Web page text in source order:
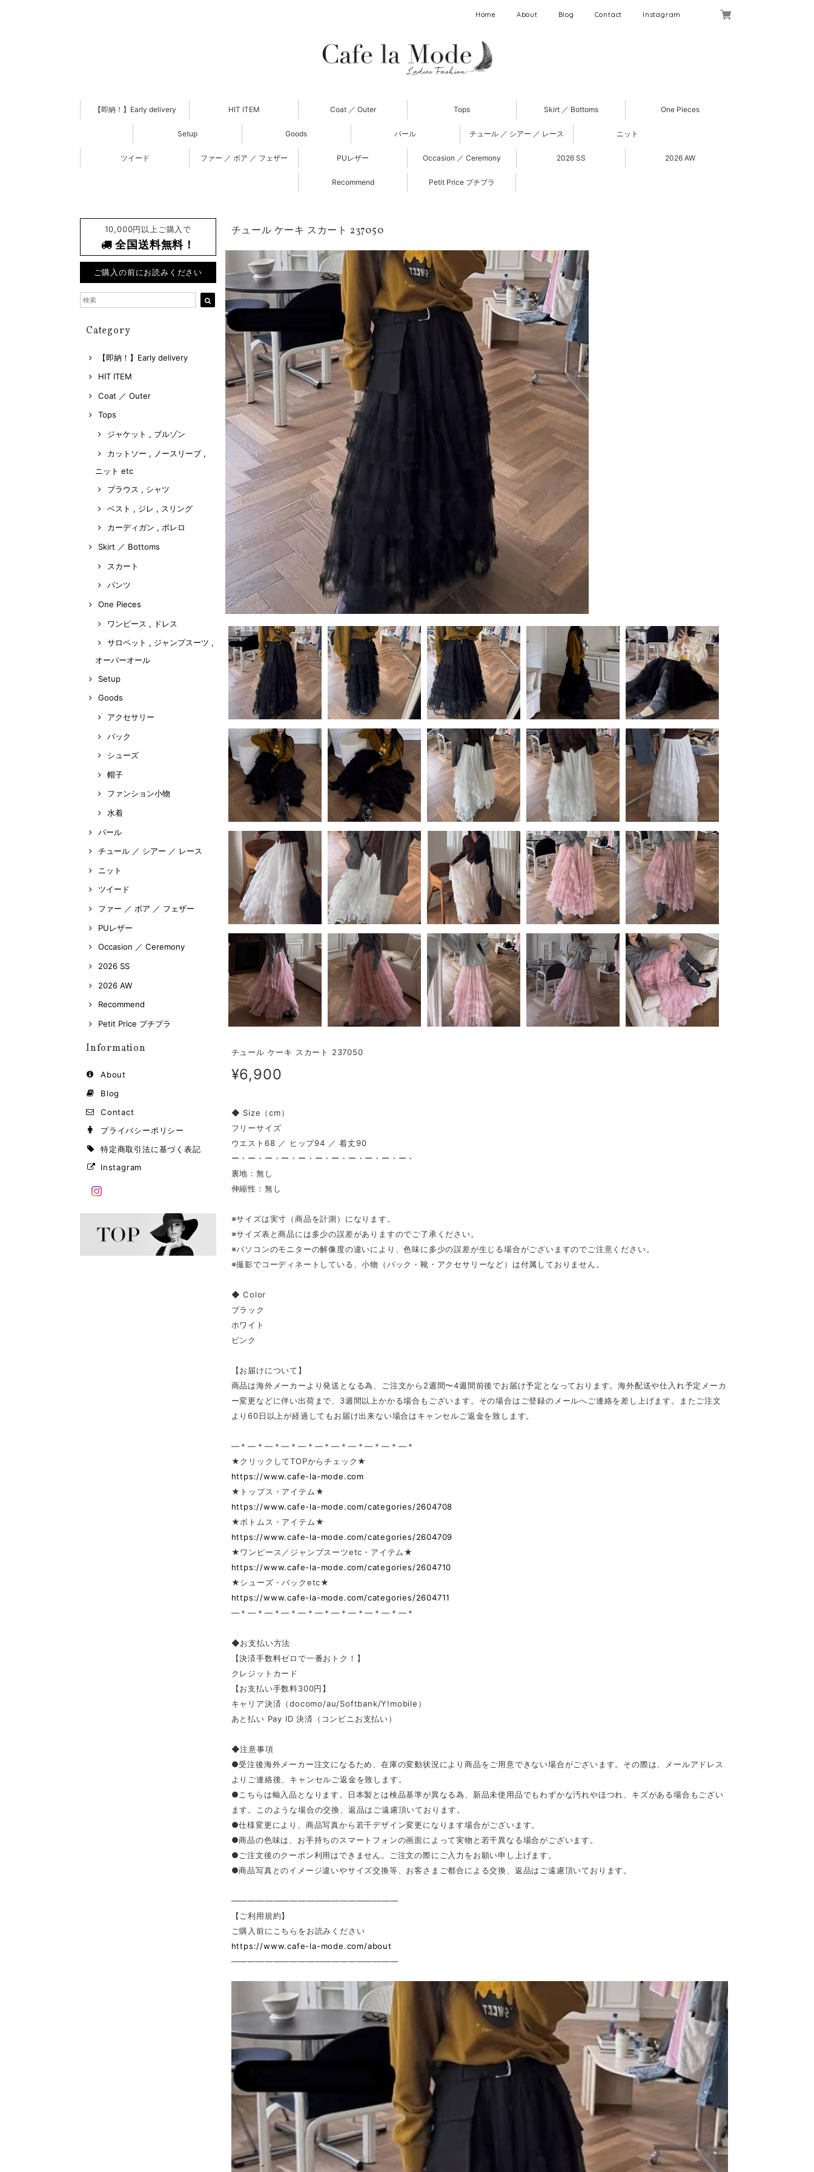
Home About Blog Contact Instagram
【即納！】Early delivery HIT ITEM Coat ／ Outer Tops Skirt ／ Bottoms One Pieces
Setup Goods パール チュール ／ シアー ／ レース ニット
ツイード ファー ／ ボア ／ フェザー PUレザー Occasion ／ Ceremony 2026 SS 2026 AW
Recommend Petit Price プチプラ
10,000円以上ご購入で
全国送料無料！
ご購入の前にお読みください
Category
【即納！】Early delivery
HIT ITEM
Coat ／ Outer
Tops
ジャケット , ブルゾン
カットソー , ノースリーブ ,
ニット etc
ブラウス , シャツ
ベスト , ジレ , スリング
カーディガン , ボレロ
Skirt ／ Bottoms
スカート
パンツ
One Pieces
ワンピース , ドレス
サロペット , ジャンプスーツ ,
オーバーオール
Setup
Goods
アクセサリー
バック
シューズ
帽子
ファンション小物
水着
パール
チュール ／ シアー ／ レース
ニット
ツイード
ファー ／ ボア ／ フェザー
PUレザー
Occasion ／ Ceremony
2026 SS
2026 AW
Recommend
Petit Price プチプラ
Information
About
Blog
Contact
プライバシーポリシー
特定商取引法に基づく表記
Instagram
チュール ケーキ スカート 237050
チュール ケーキ スカート 237050
¥6,900
◆ Size（cm）
フリーサイズ
ウエスト68 ／ ヒップ94 ／ 着丈90
ー・ー・ー・ー・ー・ー・ー・ー・ー・ー・ー・
裏地：無し
伸縮性：無し
※サイズは実寸（商品を計測）になります。
※サイズ表と商品には多少の誤差がありますのでご了承ください。
※パソコンのモニターの解像度の違いにより、色味に多少の誤差が生じる場合がございますのでご注意ください。
※撮影でコーディネートしている、小物（バック・靴・アクセサリーなど）は付属しておりません。
◆ Color
ブラック
ホワイト
ピンク
【お届けについて】
商品は海外メーカーより発送となる為、ご注文から2週間〜4週間前後でお届け予定となっております。海外配送や仕入れ予定メーカ
ー変更などに伴い出荷まで、3週間以上かかる場合もございます。その場合はご登録のメールへご連絡を差し上げます。またご注文
より60日以上が経過してもお届け出来ない場合はキャンセルご返金を致します。
—＊—＊—＊—＊—＊—＊—＊—＊—＊—＊—＊
★クリックしてTOPからチェック★
https://www.cafe-la-mode.com
★トップス・アイテム★
https://www.cafe-la-mode.com/categories/2604708
★ボトムス・アイテム★
https://www.cafe-la-mode.com/categories/2604709
★ワンピース／ジャンプスーツetc・アイテム★
https://www.cafe-la-mode.com/categories/2604710
★シューズ・バックetc★
https://www.cafe-la-mode.com/categories/2604711
—＊—＊—＊—＊—＊—＊—＊—＊—＊—＊—＊
◆お支払い方法
【決済手数料ゼロで一番おトク！】
クレジットカード
【お支払い手数料300円】
キャリア決済（docomo/au/Softbank/Y!mobile）
あと払い Pay ID 決済（コンビニお支払い）
◆注意事項
●受注後海外メーカー注文になるため、在庫の変動状況により商品をご用意できない場合がございます。その際は、メールアドレス
よりご連絡後、キャンセルご返金を致します。
●こちらは輸入品となります。日本製とは検品基準が異なる為、新品未使用品でもわずかな汚れやほつれ、キズがある場合もござい
ます。このような場合の交換、返品はご遠慮頂いております。
●仕様変更により、商品写真から若干デザイン変更になります場合がございます。
●商品の色味は、お手持ちのスマートフォンの画面によって実物と若干異なる場合がございます。
●ご注文後のクーポン利用はできません。ご注文の際にご入力をお願い申し上げます。
●商品写真とのイメージ違いやサイズ交換等、お客さまご都合による交換、返品はご遠慮頂いております。
————————————————————
【ご利用規約】
ご購入前にこちらをお読みください
https://www.cafe-la-mode.com/about
————————————————————